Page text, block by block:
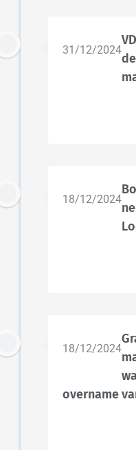
31/12/2024
18/12/2024
18/12/2024
overname